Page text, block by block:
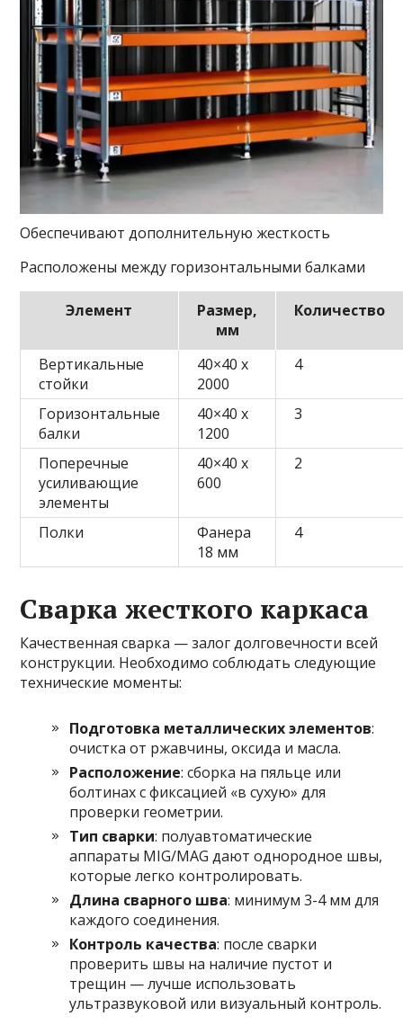
Обеспечивают дополнительную жесткость
Расположены между горизонтальными балками
Элемент
Размер,
мм
Количество
Вертикальные
стойки
40×40 x
2000
4
Горизонтальные
балки
40×40 x
1200
3
Поперечные
усиливающие
элементы
40×40 x
600
2
Полки
Фанера
18 мм
4
Сварка жесткого каркаса
Качественная сварка — залог долговечности всей
конструкции. Необходимо соблюдать следующие
технические моменты:
Подготовка металлических элементов:
очистка от ржавчины, оксида и масла.
Расположение: сборка на пяльце или
болтинах с фиксацией «в сухую» для
проверки геометрии.
Тип сварки: полуавтоматические
аппараты MIG/MAG дают однородное швы,
которые легко контролировать.
Длина сварного шва: минимум 3-4 мм для
каждого соединения.
Контроль качества: после сварки
проверить швы на наличие пустот и
трещин — лучше использовать
ультразвуковой или визуальный контроль.